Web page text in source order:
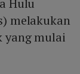
Hulu
melakukan
mulai